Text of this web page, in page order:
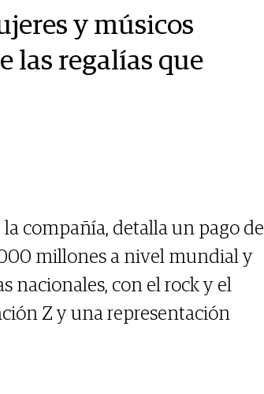
y músicos
las regalías que
compañía, detalla un pago de
millones a nivel mundial y
nacionales, con el rock y el
Z y una representación